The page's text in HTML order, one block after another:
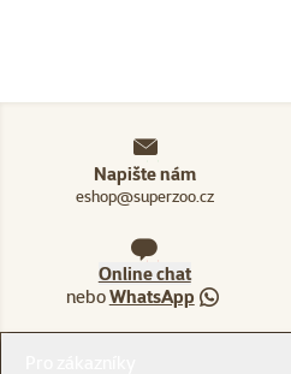
Napište nám
eshop@superzoo.cz
Online chat
neboWhatsApp